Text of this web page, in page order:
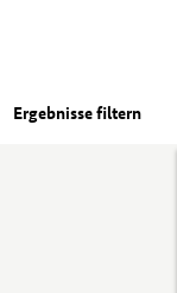
Ergebnisse filtern